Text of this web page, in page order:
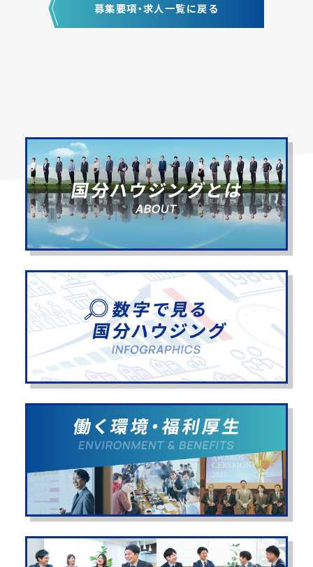
募集要項・求人一覧に戻る